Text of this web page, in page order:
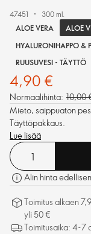
47451
300 ml.
ALOE VERA
ALOE
HYALURONIHAPPO &
RUUSUVESI - TÄYTTÖ
4,90 €
Normaalihinta: 10,00
Mieto, saippuaton
Täyttöpakkaus.
Lue lisää
Alin hinta
Toimitus alkaen
yli 50 €
Toimitusaika: 4-7